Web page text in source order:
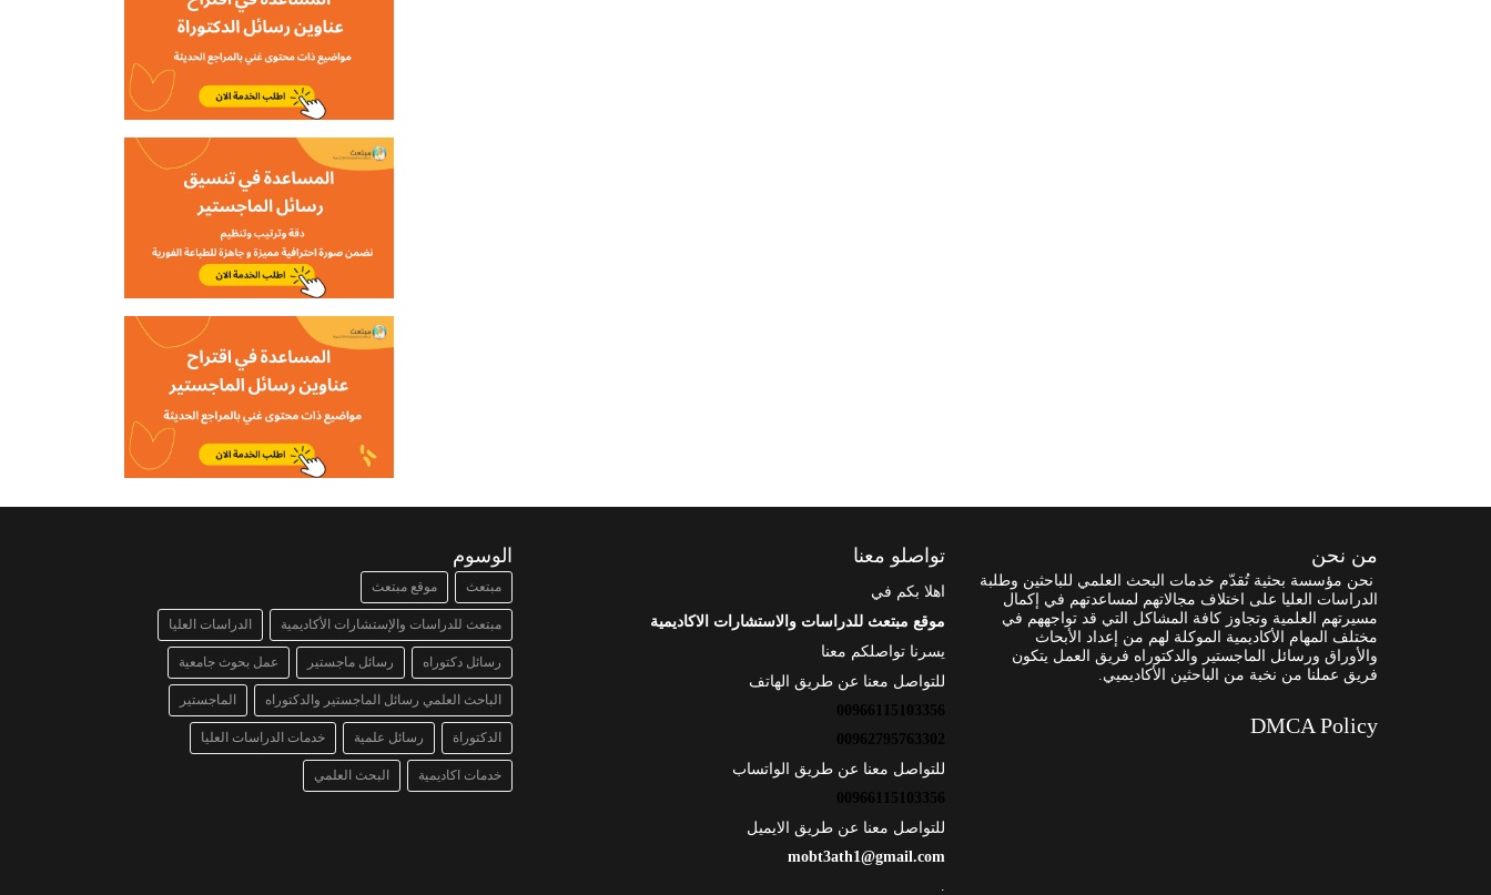
من نحن
نحن مؤسسة بحثية تُقدّم خدمات البحث العلمي للباحثين وطلبة
الدراسات العليا على اختلاف مجالاتهم لمساعدتهم في إكمال
مسيرتهم العلمية وتجاوز كافة المشاكل التي قد تواجههم في
مختلف المهام الأكاديمية الموكلة لهم من إعداد الأبحاث
والأوراق ورسائل الماجستير والدكتوراه فريق العمل يتكون
فريق عملنا من نخبة من الباحثين الأكاديميي.
DMCA Policy
تواصلو معنا
اهلا بكم في
موقع مبتعث للدراسات والاستشارات الاكاديمية
يسرنا تواصلكم معنا
للتواصل معنا عن طريق الهاتف
00966115103356
00962795763302
للتواصل معنا عن طريق الواتساب
00966115103356
للتواصل معنا عن طريق الايميل
mobt3ath1@gmail.com
الوسوم
مبتعث موقع مبتعث
مبتعث للدراسات والإستشارات الأكاديمية الدراسات العليا
رسائل دكتوراه رسائل ماجستير عمل بحوث جامعية
الباحث العلمي رسائل الماجستير والدكتوراه الماجستير
الدكتوراة رسائل علمية خدمات الدراسات العليا
خدمات اكاديمية البحث العلمي